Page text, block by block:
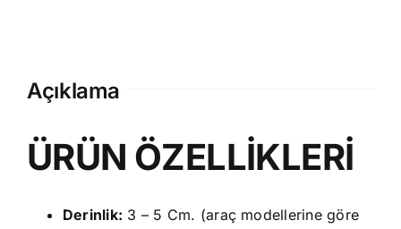
Açıklama
ÜRÜN ÖZELLİKLERİ
Derinlik: 3 – 5 Cm. (araç modellerine göre